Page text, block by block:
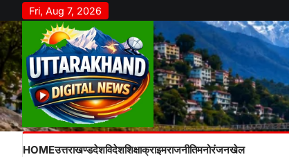
to
content
Fri, Aug 7, 2026
HOMEउत्तराखण्डदेशविदेशशिक्षाक्राइमराजनीतिमनोरंजनखेल